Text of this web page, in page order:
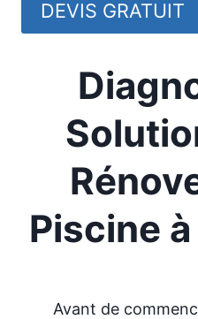
DEVIS GRATUIT
Piscine
Avant de